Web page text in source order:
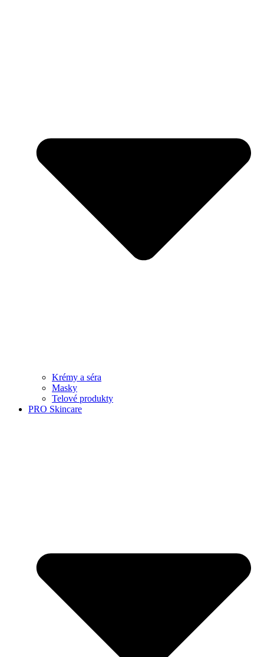
Krémy a séra
Masky
Telové produkty
PRO Skincare